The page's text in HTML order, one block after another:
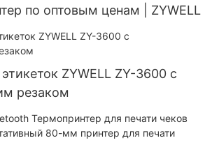
по оптовым ценам | ZYWELL
ZYWELL ZY-3600 с
резаком